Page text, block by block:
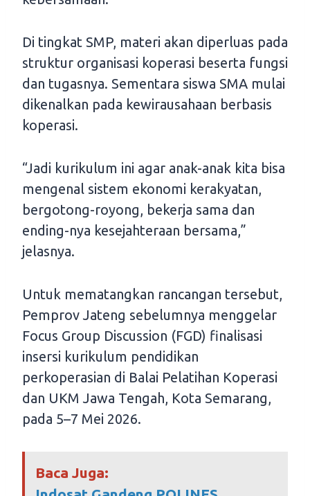
Di tingkat SMP, materi akan diperluas pada
struktur organisasi koperasi beserta fungsi
dan tugasnya. Sementara siswa SMA mulai
dikenalkan pada kewirausahaan berbasis
koperasi.
“Jadi kurikulum ini agar anak-anak kita bisa
mengenal sistem ekonomi kerakyatan,
bergotong-royong, bekerja sama dan
ending-nya kesejahteraan bersama,”
jelasnya.
Untuk mematangkan rancangan tersebut,
Pemprov Jateng sebelumnya menggelar
Focus Group Discussion (FGD) finalisasi
insersi kurikulum pendidikan
perkoperasian di Balai Pelatihan Koperasi
dan UKM Jawa Tengah, Kota Semarang,
pada 5–7 Mei 2026.
Baca Juga: